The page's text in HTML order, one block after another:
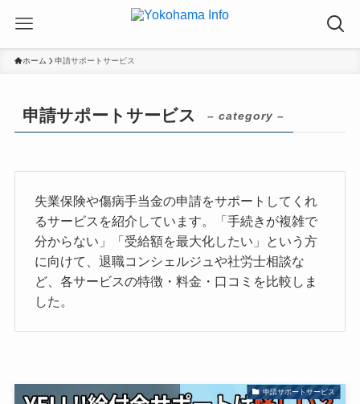
ホーム 申請サポートサービス
申請サポートサービス – category –
失業保険や傷病手当金の申請をサポートしてくれ
るサービスを紹介しています。「手続きが複雑で
分からない」「受給額を最大化したい」という方
に向けて、退職コンシェルジュや社労士相談な
ど、各サービスの特徴・料金・口コミを比較しま
した。
申請サポートサービス